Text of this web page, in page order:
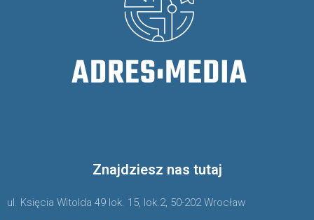
Znajdziesz nas tutaj
ul. Księcia Witolda 49 lok. 15, lok.2, 50-202 Wrocław